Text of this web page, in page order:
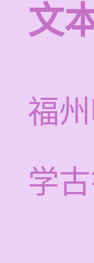
文
福
学